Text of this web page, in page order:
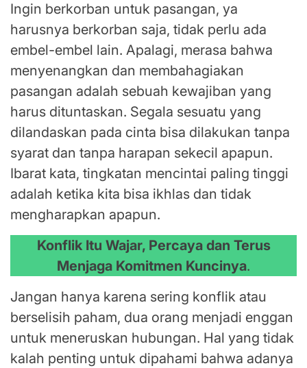
Ingin berkorban untuk pasangan, ya
harusnya berkorban saja, tidak perlu ada
embel-embel lain. Apalagi, merasa bahwa
menyenangkan dan membahagiakan
pasangan adalah sebuah kewajiban yang
harus dituntaskan. Segala sesuatu yang
dilandaskan pada cinta bisa dilakukan tanpa
syarat dan tanpa harapan sekecil apapun.
Ibarat kata, tingkatan mencintai paling tinggi
adalah ketika kita bisa ikhlas dan tidak
mengharapkan apapun.
Konflik Itu Wajar, Percaya dan Terus
Menjaga Komitmen Kuncinya.
Jangan hanya karena sering konflik atau
berselisih paham, dua orang menjadi enggan
untuk meneruskan hubungan. Hal yang tidak
kalah penting untuk dipahami bahwa adanya